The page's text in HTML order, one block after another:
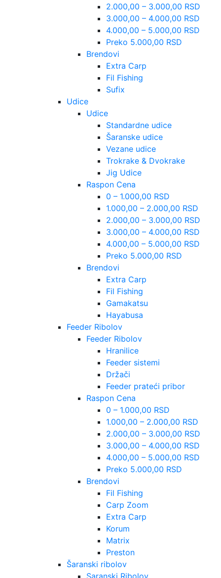
2.000,00 – 3.000,00 RSD
3.000,00 – 4.000,00 RSD
4.000,00 – 5.000,00 RSD
Preko 5.000,00 RSD
Brendovi
Extra Carp
Fil Fishing
Sufix
Udice
Udice
Standardne udice
Šaranske udice
Vezane udice
Trokrake & Dvokrake
Jig Udice
Raspon Cena
0 – 1.000,00 RSD
1.000,00 – 2.000,00 RSD
2.000,00 – 3.000,00 RSD
3.000,00 – 4.000,00 RSD
4.000,00 – 5.000,00 RSD
Preko 5.000,00 RSD
Brendovi
Extra Carp
Fil Fishing
Gamakatsu
Hayabusa
Feeder Ribolov
Feeder Ribolov
Hranilice
Feeder sistemi
Držači
Feeder prateći pribor
Raspon Cena
0 – 1.000,00 RSD
1.000,00 – 2.000,00 RSD
2.000,00 – 3.000,00 RSD
3.000,00 – 4.000,00 RSD
4.000,00 – 5.000,00 RSD
Preko 5.000,00 RSD
Brendovi
Fil Fishing
Carp Zoom
Extra Carp
Korum
Matrix
Preston
Šaranski ribolov
Saranski Ribolov